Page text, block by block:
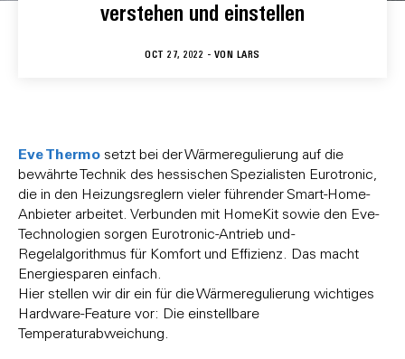
verstehen und einstellen
OCT 27, 2022 - VON LARS
Eve Thermo setzt bei der Wärmeregulierung auf die
bewährte Technik des hessischen Spezialisten Eurotronic,
die in den Heizungsreglern vieler führender Smart-Home-
Anbieter arbeitet. Verbunden mit HomeKit sowie den Eve-
Technologien sorgen Eurotronic-Antrieb und -
Regelalgorithmus für Komfort und Effizienz. Das macht
Energiesparen einfach.
Hier stellen wir dir ein für die Wärmeregulierung wichtiges
Hardware-Feature vor: Die einstellbare
Temperaturabweichung.